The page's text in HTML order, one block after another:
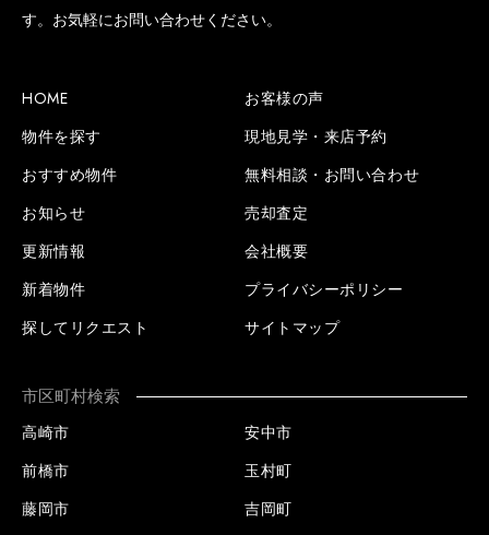
す。お気軽にお問い合わせください。
HOME
物件を探す
おすすめ物件
お知らせ
更新情報
新着物件
探してリクエスト
お客様の声
現地見学・来店予約
無料相談・お問い合わせ
売却査定
会社概要
プライバシーポリシー
サイトマップ
市区町村検索
高崎市
前橋市
藤岡市
安中市
玉村町
吉岡町